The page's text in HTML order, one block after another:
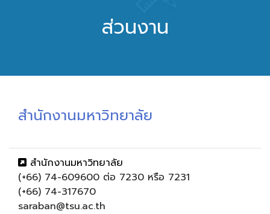
ส่วนงาน
สำนักงานมหาวิทยาลัย
สำนักงานมหาวิทยาลัย
(+66) 74-609600 ต่อ 7230 หรือ 7231
(+66) 74-317670
saraban@tsu.ac.th